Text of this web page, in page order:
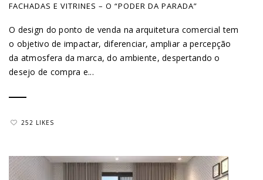
FACHADAS E VITRINES – O “PODER DA PARADA”
O design do ponto de venda na arquitetura comercial tem
o objetivo de impactar, diferenciar, ampliar a percepção
da atmosfera da marca, do ambiente, despertando o
desejo de compra e...
252 LIKES